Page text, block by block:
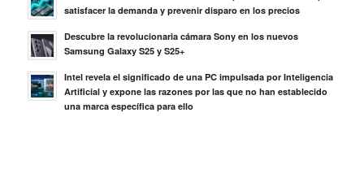
satisfacer la demanda y prevenir disparo en los precios
Descubre la revolucionaria cámara Sony en los nuevos
Samsung Galaxy S25 y S25+
Intel revela el significado de una PC impulsada por Inteligencia
Artificial y expone las razones por las que no han establecido
una marca específica para ello